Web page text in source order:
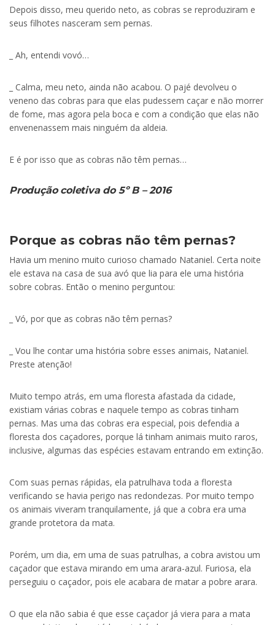
Depois disso, meu querido neto, as cobras se reproduziram e
seus filhotes nasceram sem pernas.
_ Ah, entendi vovó…
_ Calma, meu neto, ainda não acabou. O pajé devolveu o
veneno das cobras para que elas pudessem caçar e não morrer
de fome, mas agora pela boca e com a condição que elas não
envenenassem mais ninguém da aldeia.
E é por isso que as cobras não têm pernas…
Produção coletiva do 5º B – 2016
Porque as cobras não têm pernas?
Havia um menino muito curioso chamado Nataniel. Certa noite
ele estava na casa de sua avó que lia para ele uma história
sobre cobras. Então o menino perguntou:
_ Vó, por que as cobras não têm pernas?
_ Vou lhe contar uma história sobre esses animais, Nataniel.
Preste atenção!
Muito tempo atrás, em uma floresta afastada da cidade,
existiam várias cobras e naquele tempo as cobras tinham
pernas. Mas uma das cobras era especial, pois defendia a
floresta dos caçadores, porque lá tinham animais muito raros,
inclusive, algumas das espécies estavam entrando em extinção.
Com suas pernas rápidas, ela patrulhava toda a floresta
verificando se havia perigo nas redondezas. Por muito tempo
os animais viveram tranquilamente, já que a cobra era uma
grande protetora da mata.
Porém, um dia, em uma de suas patrulhas, a cobra avistou um
caçador que estava mirando em uma arara-azul. Furiosa, ela
perseguiu o caçador, pois ele acabara de matar a pobre arara.
O que ela não sabia é que esse caçador já viera para a mata